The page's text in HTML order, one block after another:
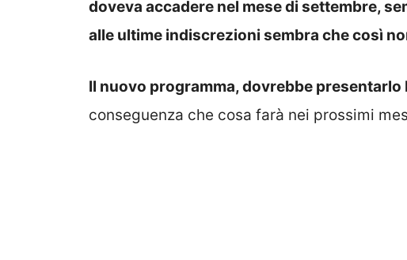
doveva accadere nel mese di settembre,
alle ultime indiscrezioni sembra che così
Il nuovo programma, dovrebbe presentarlo
conseguenza che cosa farà nei prossimi